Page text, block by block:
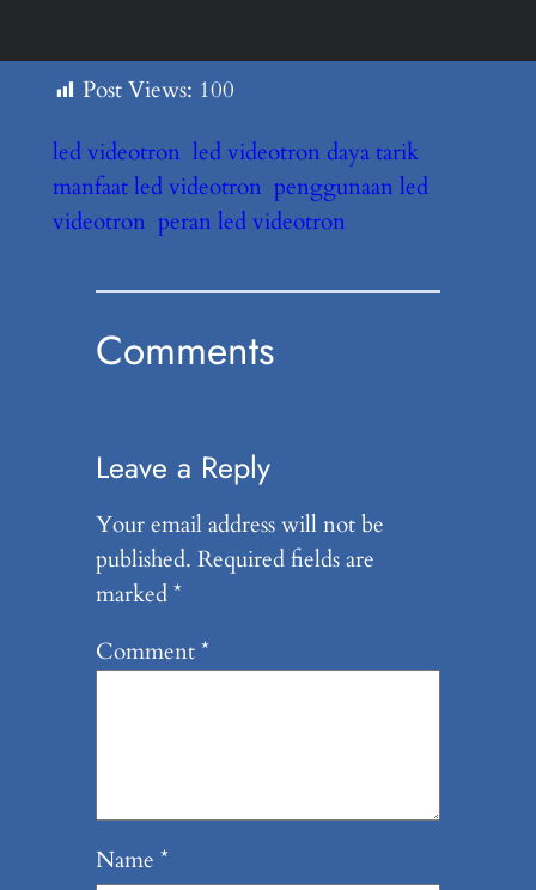
Post Views: 100
led videotron led videotron daya tarik
manfaat led videotron penggunaan led
videotron peran led videotron
Comments
Leave a Reply
Your email address will not be
published. Required fields are
marked*
Comment*
Name *